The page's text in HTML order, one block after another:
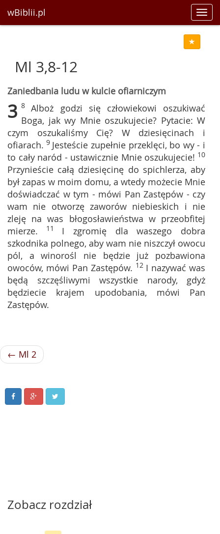
wBiblii.pl
Ml 3,8-12
Zaniedbania ludu w kulcie ofiarniczym
3 8 Alboż godzi się człowiekowi oszukiwać
Boga, jak wy Mnie oszukujecie? Pytacie: W
czym oszukaliśmy Cię? W dziesięcinach i
ofiarach. 9 Jesteście zupełnie przeklęci, bo wy - i
to cały naród - ustawicznie Mnie oszukujecie! 10
Przynieście całą dziesięcinę do spichlerza, aby
był zapas w moim domu, a wtedy możecie Mnie
doświadczać w tym - mówi Pan Zastępów - czy
wam nie otworzę zaworów niebieskich i nie
zleję na was błogosławieństwa w przeobfitej
mierze. 11 I zgromię dla waszego dobra
szkodnika polnego, aby wam nie niszczył owocu
pól, a winorośl nie będzie już pozbawiona
owoców, mówi Pan Zastępów. 12 I nazywać was
będą szczęśliwymi wszystkie narody, gdyż
będziecie krajem upodobania, mówi Pan
Zastępów.
← Ml 2
Zobacz rozdział